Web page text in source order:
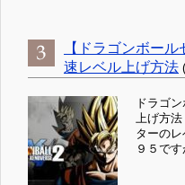
【ドラゴンボー
速レベル上げ方法
ドラゴ
上げ方
ターの
９５で